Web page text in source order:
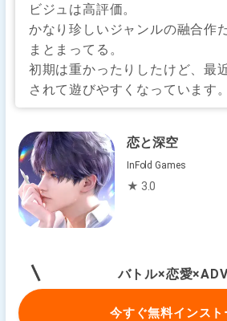
ビジュは高評価。
かなり珍しいジャンルの融合作
まとまってる。
初期は重かったりしたけど、最
されて遊びやすくなっています。
恋と深空
InFold Games
★ 3.0
バトル×恋愛×ADV
今すぐ無料インスト